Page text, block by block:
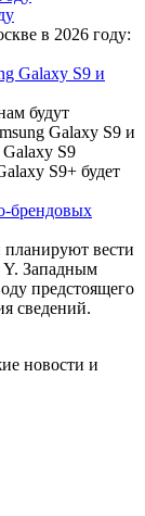
в 2026 году:
Galaxy S9 и
будут
Galaxy S9 и
S9
S9+ будет
брендовых
планируют вести
Y. Западным
предстоящего
сведений.
новости и